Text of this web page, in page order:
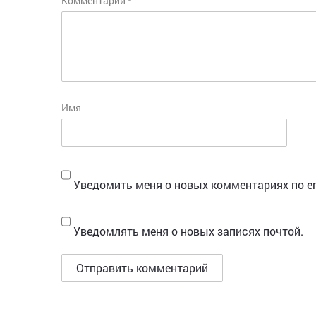
Имя
Уведомить меня о новых комментариях по
Уведомлять меня о новых записях почтой.